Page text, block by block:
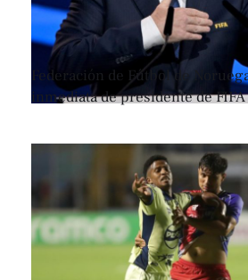
Federación de Fútbol de
inmediata de presidente de FIFA